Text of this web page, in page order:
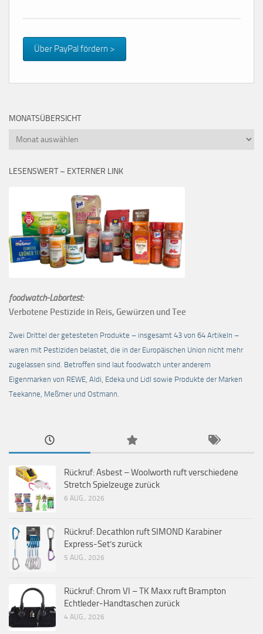
Über PayPal fördern >
MONATSÜBERSICHT
Monatsübersicht
LESENSWERT – EXTERNER LINK
foodwatch-Labortest:
Verbotene Pestizide in Reis, Gewürzen und Tee
Zwei Drittel der getesteten Produkte – insgesamt 43 von 64 Artikeln –
waren mit Pestiziden belastet, die in der Europäischen Union nicht mehr
zugelassen sind. Betroffen sind laut foodwatch unter anderem
Eigenmarken von REWE, Aldi, Edeka und Lidl sowie Produkte der Marken
Teekanne, Meßmer und Ostmann.
Rückruf: Asbest – Woolworth ruft verschiedene
Stretch Spielzeuge zurück
6 AUG., 2026
Rückruf: Decathlon ruft SIMOND Karabiner
Express-Set’s zurück
5 AUG., 2026
Rückruf: Chrom VI – TK Maxx ruft Brampton
Echtleder-Handtaschen zurück
4 AUG., 2026